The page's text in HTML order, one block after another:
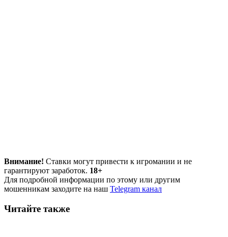
Внимание! Ставки могут привести к игромании и не
гарантируют заработок. 18+
Для подробной информации по этому или другим
мошенникам заходите на наш Telegram канал
Читайте также